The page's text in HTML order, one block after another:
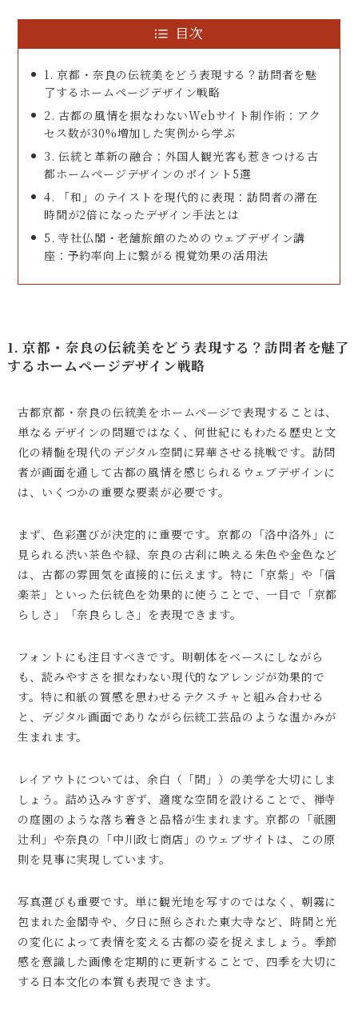
目次
1. 京都・奈良の伝統美をどう表現する？訪問者を魅
了するホームページデザイン戦略
2. 古都の風情を損なわないWebサイト制作術：アク
セス数が30%増加した実例から学ぶ
3. 伝統と革新の融合：外国人観光客も惹きつける古
都ホームページデザインのポイント5選
4. 「和」のテイストを現代的に表現：訪問者の滞在
時間が2倍になったデザイン手法とは
5. 寺社仏閣・老舗旅館のためのウェブデザイン講
座：予約率向上に繋がる視覚効果の活用法
1. 京都・奈良の伝統美をどう表現する？訪問者を魅了
するホームページデザイン戦略
古都京都・奈良の伝統美をホームページで表現することは、
単なるデザインの問題ではなく、何世紀にもわたる歴史と文
化の精髄を現代のデジタル空間に昇華させる挑戦です。訪問
者が画面を通して古都の風情を感じられるウェブデザインに
は、いくつかの重要な要素が必要です。
まず、色彩選びが決定的に重要です。京都の「洛中洛外」に
見られる渋い茶色や緑、奈良の古刹に映える朱色や金色など
は、古都の雰囲気を直接的に伝えます。特に「京紫」や「信
楽茶」といった伝統色を効果的に使うことで、一目で「京都
らしさ」「奈良らしさ」を表現できます。
フォントにも注目すべきです。明朝体をベースにしながら
も、読みやすさを損なわない現代的なアレンジが効果的で
す。特に和紙の質感を思わせるテクスチャと組み合わせる
と、デジタル画面でありながら伝統工芸品のような温かみが
生まれます。
レイアウトについては、余白（「間」）の美学を大切にしま
しょう。詰め込みすぎず、適度な空間を設けることで、禅寺
の庭園のような落ち着きと品格が生まれます。京都の「祇園
辻利」や奈良の「中川政七商店」のウェブサイトは、この原
則を見事に実現しています。
写真選びも重要です。単に観光地を写すのではなく、朝霧に
包まれた金閣寺や、夕日に照らされた東大寺など、時間と光
の変化によって表情を変える古都の姿を捉えましょう。季節
感を意識した画像を定期的に更新することで、四季を大切に
する日本文化の本質も表現できます。